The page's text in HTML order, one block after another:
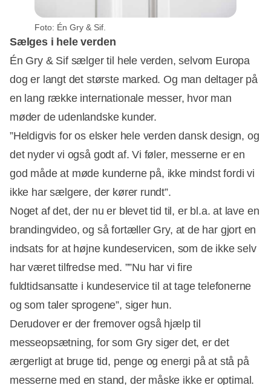
Foto: Én Gry & Sif.
Sælges i hele verden
Én Gry & Sif sælger til hele verden, selvom Europa
dog er langt det største marked. Og man deltager på
en lang række internationale messer, hvor man
møder de udenlandske kunder.
”Heldigvis for os elsker hele verden dansk design, og
det nyder vi også godt af. Vi føler, messerne er en
god måde at møde kunderne på, ikke mindst fordi vi
ikke har sælgere, der kører rundt”.
Noget af det, der nu er blevet tid til, er bl.a. at lave en
brandingvideo, og så fortæller Gry, at de har gjort en
indsats for at højne kundeservicen, som de ikke selv
har været tilfredse med. ””Nu har vi fire
fuldtidsansatte i kundeservice til at tage telefonerne
og som taler sprogene”, siger hun.
Derudover er der fremover også hjælp til
messeopsætning, for som Gry siger det, er det
ærgerligt at bruge tid, penge og energi på at stå på
messerne med en stand, der måske ikke er optimal.